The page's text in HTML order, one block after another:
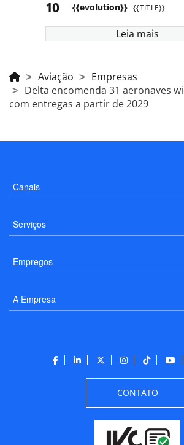
{{evolution}} {{TITLE}}
Leia mais
Aviação
Empresas
Delta encomenda 31 aeronaves
com entregas a partir de 2029
Canais
Serviços
Empregos
A Empresa
CONTATO